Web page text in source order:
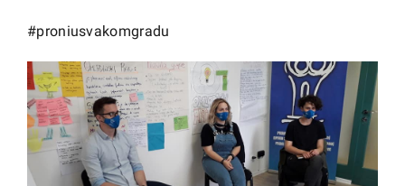
#proniusvakomgradu